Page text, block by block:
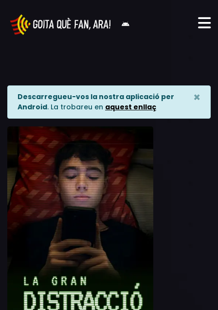
Descarregueu-vos la nostra aplicació per
Android. La trobareu en aquest enllaç
×